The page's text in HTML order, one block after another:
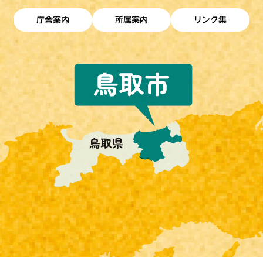
庁舎案内 所属案内 リンク集